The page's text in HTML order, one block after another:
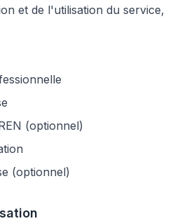
et de l'utilisation du service,
(optionnel)
(optionnel)